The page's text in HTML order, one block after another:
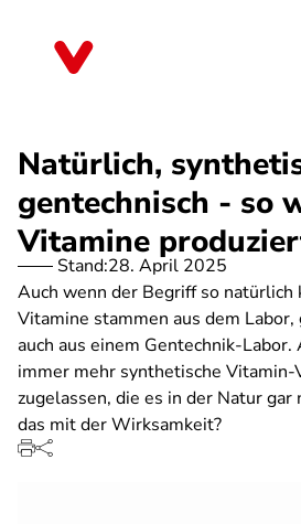
Natürlich,
gentechnisch - so
Vitamine
Stand:28. April 2025
Auch wenn der Begriff so
Vitamine stammen aus dem
auch aus einem Gentechnik-
immer mehr synthetische Vitamin-
zugelassen, die es in der Natur
das mit der Wirksamkeit?